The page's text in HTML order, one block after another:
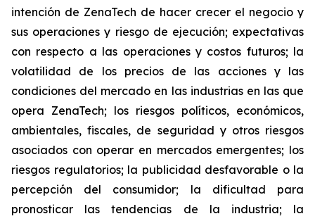
intención de ZenaTech de hacer crecer el negocio y
sus operaciones y riesgo de ejecución; expectativas
con respecto a las operaciones y costos futuros; la
volatilidad de los precios de las acciones y las
condiciones del mercado en las industrias en las que
opera ZenaTech; los riesgos políticos, económicos,
ambientales, fiscales, de seguridad y otros riesgos
asociados con operar en mercados emergentes; los
riesgos regulatorios; la publicidad desfavorable o la
percepción del consumidor; la dificultad para
pronosticar las tendencias de la industria; la